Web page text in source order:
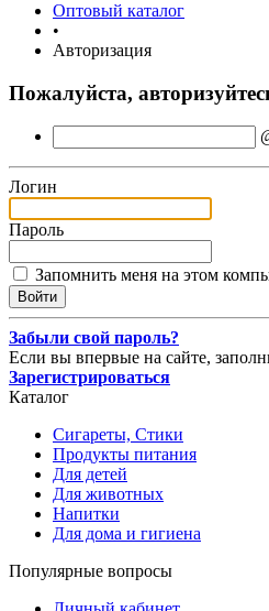
Оптовый каталог
•
Авторизация
Пожалуйста,
Логин
Пароль
Запомнить меня на этом
Забыли свой пароль?
Если вы впервые на сайте,
Зарегистрироваться
Каталог
Сигареты, Стики
Продукты питания
Для детей
Для животных
Напитки
Для дома и гигиена
Популярные вопросы